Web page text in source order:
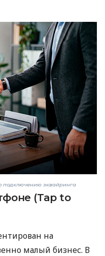
подключению эквайринга
(Tap to
на
малый бизнес. В